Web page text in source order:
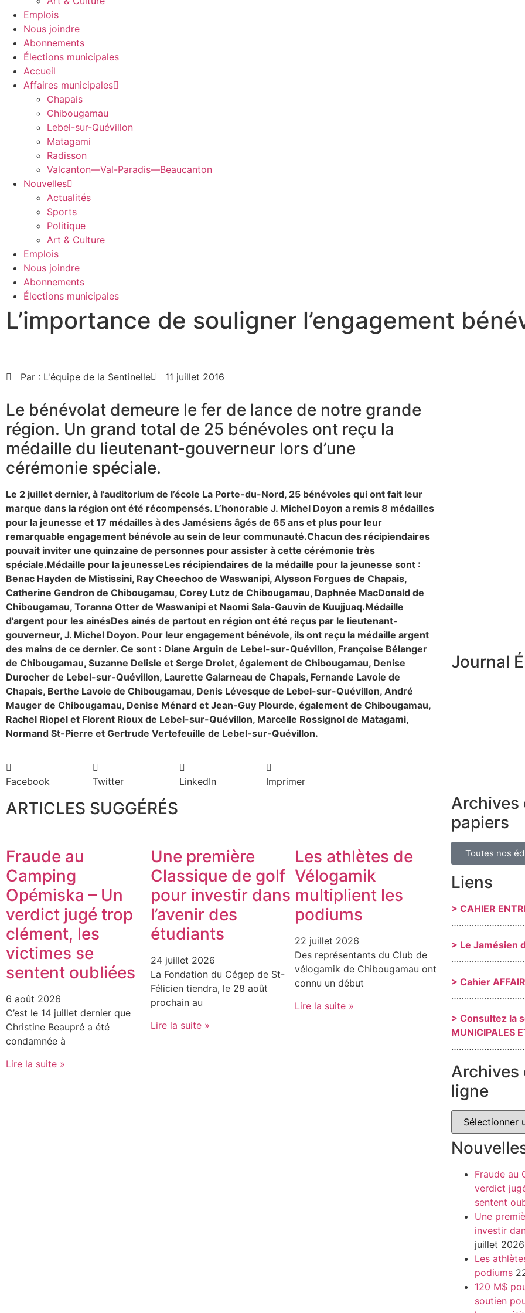
Emplois
Nous joindre
Abonnements
Élections municipales
Accueil
Affaires municipales
Chapais
Chibougamau
Lebel-sur-Quévillon
Matagami
Radisson
Valcanton—Val-Paradis—Beaucanton
Nouvelles
Actualités
Sports
Politique
Art & Culture
Emplois
Nous joindre
Abonnements
Élections municipales
L’importance de souligner l’engagement
Par : L'équipe de la Sentinelle 11 juillet 2016
Le bénévolat demeure le fer de lance de notre grande
région. Un grand total de 25 bénévoles ont reçu la
médaille du lieutenant-gouverneur lors d’une
cérémonie spéciale.
Le 2 juillet dernier, à l’auditorium de l’école La Porte-du-Nord, 25 bénévoles qui ont fait leur
marque dans la région ont été récompensés. L’honorable J. Michel Doyon a remis 8 médailles
pour la jeunesse et 17 médailles à des Jamésiens âgés de 65 ans et plus pour leur
remarquable engagement bénévole au sein de leur communauté.Chacun des récipiendaires
pouvait inviter une quinzaine de personnes pour assister à cette cérémonie très
spéciale.Médaille pour la jeunesseLes récipiendaires de la médaille pour la jeunesse sont :
Benac Hayden de Mistissini, Ray Cheechoo de Waswanipi, Alysson Forgues de Chapais,
Catherine Gendron de Chibougamau, Corey Lutz de Chibougamau, Daphnée MacDonald de
Chibougamau, Toranna Otter de Waswanipi et Naomi Sala-Gauvin de Kuujjuaq.Médaille
d’argent pour les ainésDes ainés de partout en région ont été reçus par le lieutenant-
gouverneur, J. Michel Doyon. Pour leur engagement bénévole, ils ont reçu la médaille argent
des mains de ce dernier. Ce sont : Diane Arguin de Lebel-sur-Quévillon, Françoise Bélanger
de Chibougamau, Suzanne Delisle et Serge Drolet, également de Chibougamau, Denise
Durocher de Lebel-sur-Quévillon, Laurette Galarneau de Chapais, Fernande Lavoie de
Chapais, Berthe Lavoie de Chibougamau, Denis Lévesque de Lebel-sur-Quévillon, André
Mauger de Chibougamau, Denise Ménard et Jean-Guy Plourde, également de Chibougamau,
Rachel Riopel et Florent Rioux de Lebel-sur-Quévillon, Marcelle Rossignol de Matagami,
Normand St-Pierre et Gertrude Vertefeuille de Lebel-sur-Quévillon.
Facebook Twitter LinkedIn Imprimer
ARTICLES SUGGÉRÉS
Fraude au
Camping
Opémiska – Un
verdict jugé trop
clément, les
victimes se
sentent oubliées
6 août 2026
C’est le 14 juillet dernier que
Christine Beaupré a été
condamnée à
Lire la suite »
Une première
Classique de golf
pour investir dans
l’avenir des
étudiants
24 juillet 2026
La Fondation du Cégep de St-
Félicien tiendra, le 28 août
prochain au
Lire la suite »
Les athlètes de
Vélogamik
multiplient les
podiums
22 juillet 2026
Des représentants du Club de
vélogamik de Chibougamau ont
connu un début
Lire la suite »
Journal
Archives
papiers
Toutes nos
Liens
> CAHIER
> Le Jamésien
> Cahier
> Consultez la
MUNICIPALES
Archives
ligne
Fraude au
verdict
sentent
Une
investir
juillet 2026
Les
podiums
120 M$
soutien